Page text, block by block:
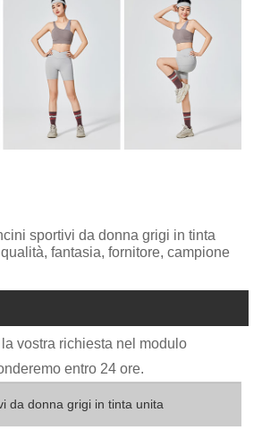
sportivi da donna grigi in tinta
fantasia, fornitore, campione
vostra richiesta nel modulo
entro 24 ore.